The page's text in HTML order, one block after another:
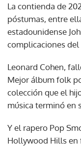
La contienda de
póstumas, entre
estadounidense
complicaciones del
Leonard Cohen,
Mejor álbum folk
colección que el
música terminó en
Y el rapero Pop
Hollywood Hills en